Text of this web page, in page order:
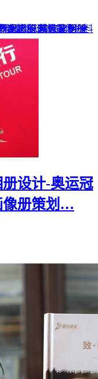
物 包装设计 宣传物料
设计 纪念相册 ▼
事相册 成人礼相册
纪念册 精装定制 ▼
家谱族谱 家具画册
设计-奥运冠
像册策划…